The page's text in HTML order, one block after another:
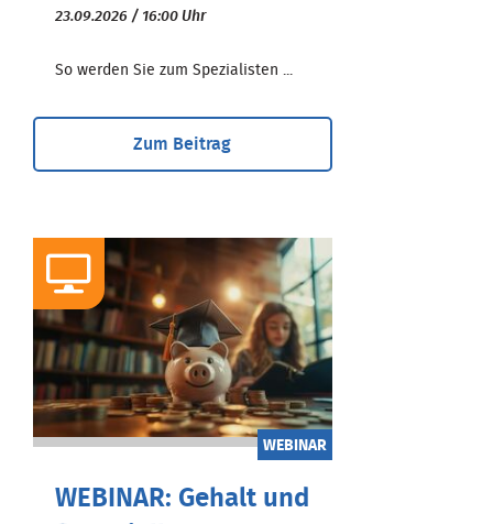
23.09.2026 / 16:00 Uhr
So werden Sie zum Spezialisten ...
Zum Beitrag
WEBINAR
WEBINAR: Gehalt und